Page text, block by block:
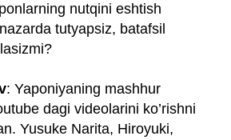
nutqini eshtish
tutyapsiz, batafsil
: Yaponiyaning mashhur
dagi videolarini ko’rishni
Yusuke Narita, Hiroyuki,